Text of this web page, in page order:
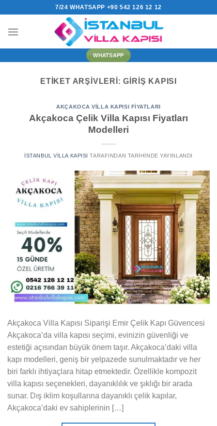
7/24 WHATSAPP +90 542 126 12 12
WHATSAPP
ETIKET ARŞIVLERI:GIRIŞ KAPISI
AKÇAKOCA VILLA KAPISI FIYATLARI
Akçakoca Çelik Villa Kapısı Fiyatları
Modelleri
İSTANBUL VILLA KAPISI TARAFINDAN TARIHINDE YAYINLANDI
Akçakoca Villa Kapısı Siparişi Emir Çelik Kapı Güvencesi
Akçakoca’da villa kapısı seçimi, evinizin güvenliği ve
estetiği açısından büyük önem taşır. Akçakoca’daki villa
kapı modelleri, geniş bir yelpazede sunulmaktadır ve her
biri farklı ihtiyaçlara hitap etmektedir. Özellikle kompozit
villa kapısı seçenekleri, dayanıklılık ve şıklığı bir arada
sunar. Dış iklim koşullarına dayanıklı çelik kapılar,
Akçakoca’daki ev sahiplerinin […]